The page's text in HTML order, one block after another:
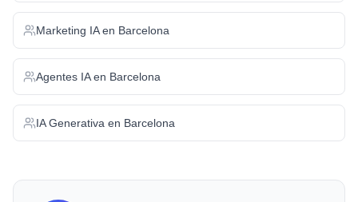
Marketing IAen Barcelona
Agentes IAen Barcelona
IA Generativa en Barcelona